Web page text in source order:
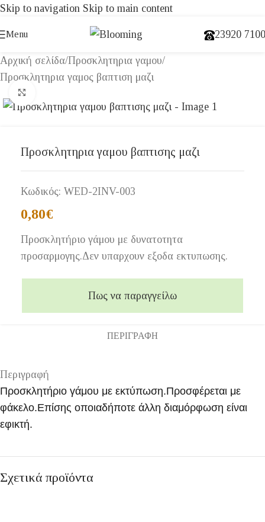
Skip to navigation Skip to main content
Menu 23920
Αρχική σελίδα/Προσκλητηρια γαμου/
Προσκλητηρια γαμος βαπτιση μαζι
Προσκλητηρια γαμου βαπτισης μαζι
Κωδικός: WED-2INV-003
0,80€
Προσκλητήριο γάμου με δυνατοτητα
προσαρμογης.Δεν υπαρχουν εξοδα εκτυπωσης.
Πως να παραγγείλω
ΠΕΡΙΓΡΑΦΉ
Περιγραφή
Προσκλητήριο γάμου με εκτύπωση.Προσφέρεται με
φάκελο.Επίσης οποιαδήποτε άλλη διαμόρφωση είναι
εφικτή.
Σχετικά προϊόντα